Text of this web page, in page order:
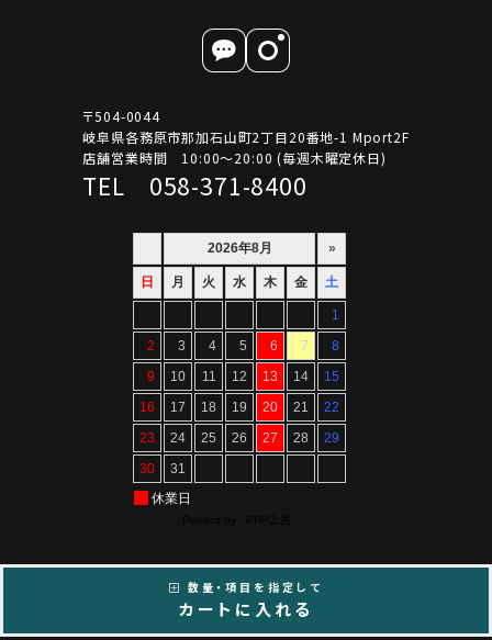
〒504-0044
岐阜県各務原市那加石山町2丁目20番地-1 Mport2F
店舗営業時間 10:00～20:00 (毎週木曜定休日)
TEL 058-371-8400
Copyright ©ARTIF All Rights Reserved.
数量・項目を指定して
カートに入れる